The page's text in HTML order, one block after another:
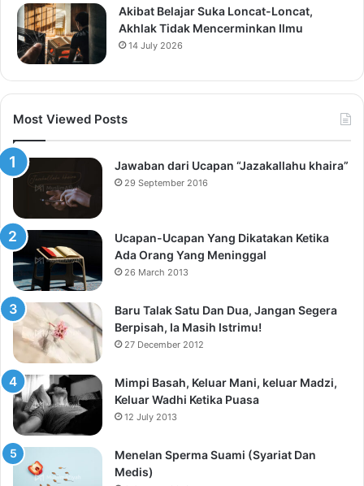
Akibat Belajar Suka Loncat-Loncat,
Akhlak Tidak Mencerminkan Ilmu
14 July 2026
Most Viewed Posts
Jawaban dari Ucapan “Jazakallahu khaira”
29 September 2016
Ucapan-Ucapan Yang Dikatakan Ketika
Ada Orang Yang Meninggal
26 March 2013
Baru Talak Satu Dan Dua, Jangan Segera
Berpisah, Ia Masih Istrimu!
27 December 2012
Mimpi Basah, Keluar Mani, keluar Madzi,
Keluar Wadhi Ketika Puasa
12 July 2013
Menelan Sperma Suami (Syariat Dan
Medis)